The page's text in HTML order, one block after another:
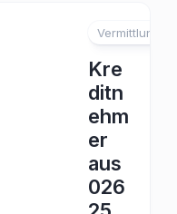
Vermittlung
Kre
ditn
ehm
er
aus
026